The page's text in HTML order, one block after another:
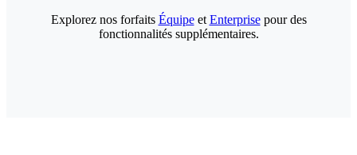
Explorez nos forfaits Équipeet Enterprisepour des
fonctionnalités supplémentaires.